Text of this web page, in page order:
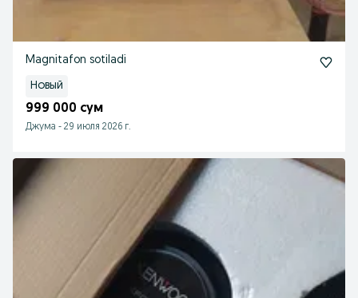
Magnitafon sotiladi
Новый
999 000 сум
Джума - 29 июля 2026 г.